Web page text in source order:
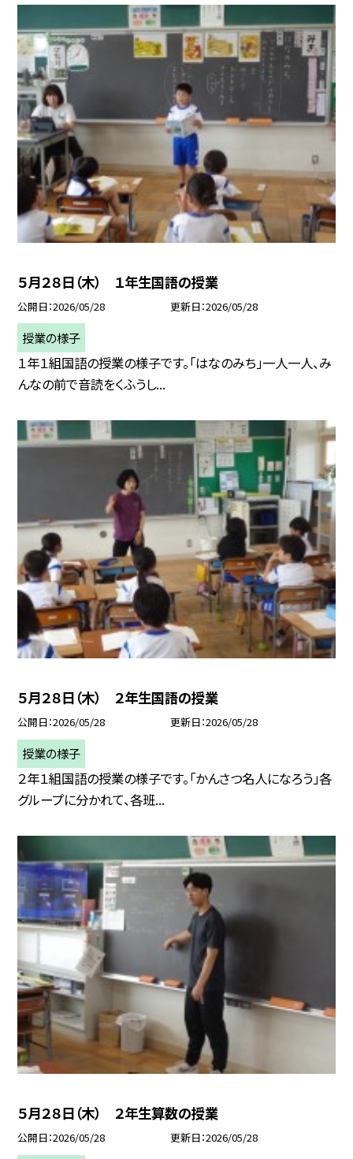
５月２８日（木） １年生国語の授業
公開日 2026/05/28 更新日 2026/05/28
授業の様子
１年１組国語の授業の様子です。「はなのみち」一人一人、み
んなの前で音読をくふうし...
５月２８日（木） ２年生国語の授業
公開日 2026/05/28 更新日 2026/05/28
授業の様子
２年１組国語の授業の様子です。「かんさつ名人になろう」各
グループに分かれて、各班...
５月２８日（木） ２年生算数の授業
公開日 2026/05/28 更新日 2026/05/28